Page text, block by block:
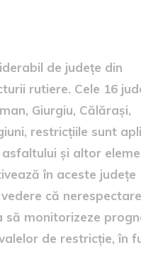
de județe din
rutiere. Cele 16
Giurgiu, Călărași,
restricțiile sunt
și altor
în aceste județe
că
să monitorizeze
de restricție, în